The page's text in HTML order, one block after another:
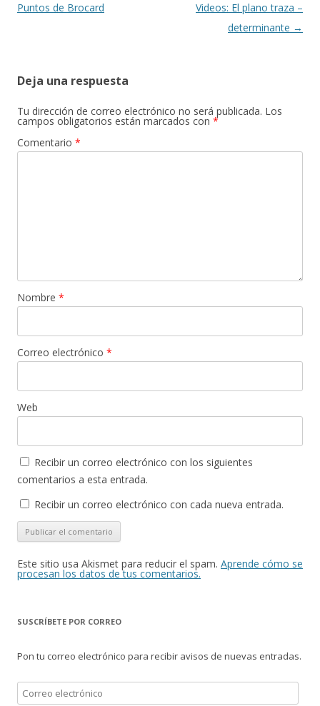
de
Puntos de Brocard
Videos: El plano traza –
determinante →
Deja una respuesta
Tu dirección de correo electrónico no será publicada. Los
campos obligatorios están marcados con *
Comentario *
Nombre *
Correo electrónico *
Web
Recibir un correo electrónico con los siguientes
comentarios a esta entrada.
Recibir un correo electrónico con cada nueva entrada.
Este sitio usa Akismet para reducir el spam. Aprende cómo se
procesan los datos de tus comentarios.
SUSCRÍBETE POR CORREO
Pon tu correo electrónico para recibir avisos de nuevas entradas.
Correo